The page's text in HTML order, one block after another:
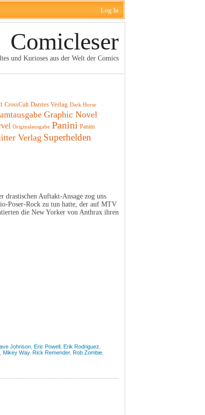
Log In
Comicleser
und Kurioses aus der Welt der Comics
CrossCult Dantes Verlag Dark Horse
Graphic Novel
Originalausgabe Panini Panini
Verlag Superhelden
drastischen Auftakt-Ansage zog uns
Poser-Rock zu tun hatte, der auf MTV
die New Yorker von Anthrax ihren
Johnson Eric Powell Erik Rodriguez
Mikey Way, Rick Remender, Rob Zombie